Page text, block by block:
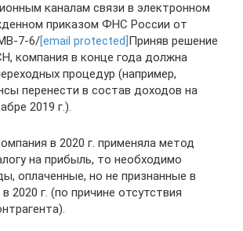
каналам связи в электронном
приказом ФНС России от
7-6/[email protected]Приняв решение
компания в конце года должна
процедур (например,
перенести в состав доходов на
2019 г.).
в 2020 г. применяла метод
на прибыль, то необходимо
оплаченные, но не признанные в
2020 г. (по причине отсутствия